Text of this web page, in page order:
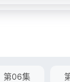
第06集